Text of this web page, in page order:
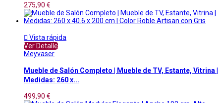
275,90 €
 Vista rápida
Ver Detalle
Meyvaser
Mueble de Salón Completo | Mueble de TV, Estante, Vitrina |
Medidas: 260 x...
499,90 €